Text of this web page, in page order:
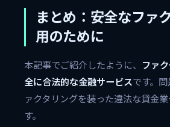
まとめ：安全なファ
用のために
本記事でご紹介したように、 ファ
全に合法的な金融サービスです。
ァクタリングを装った違法な貸金
す。